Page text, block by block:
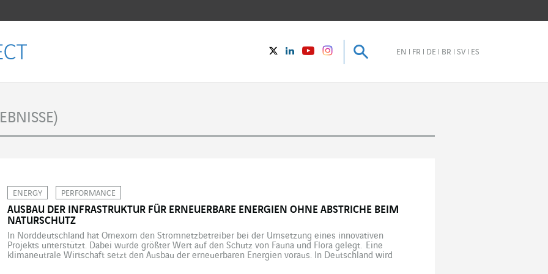
TwitterLinkedInYoutubeinstagram Suche
EN FR DE BR SV ES
Suche
ENERGY PERFORMANCE
AUSBAU DER INFRASTRUKTUR FÜR ERNEUERBARE ENERGIEN OHNE ABSTRICHE BEIM
NATURSCHUTZ
In Norddeutschland hat Omexom den Stromnetzbetreiber bei der Umsetzung eines innovativen
Projekts unterstützt. Dabei wurde größter Wert auf den Schutz von Fauna und Flora gelegt. Eine
klimaneutrale Wirtschaft setzt den Ausbau der erneuerbaren Energien voraus. In Deutschland wird